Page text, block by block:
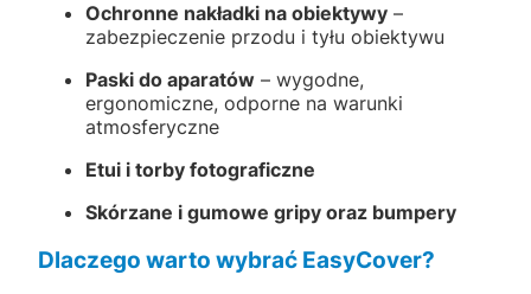
Ochronne nakładki na obiektywy –
zabezpieczenie przodu i tyłu obiektywu
Paski do aparatów – wygodne,
ergonomiczne, odporne na warunki
atmosferyczne
Etui i torby fotograficzne
Skórzane i gumowe gripy oraz bumpery
Dlaczego warto wybrać EasyCover?